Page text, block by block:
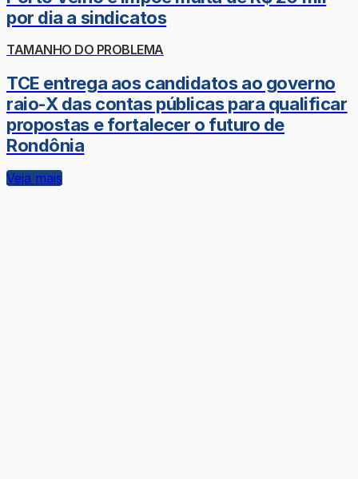
por dia a sindicatos
TAMANHO DO PROBLEMA
TCE entrega aos candidatos ao governo
raio-X das contas públicas para qualificar
propostas e fortalecer o futuro de
Rondônia
Veja mais